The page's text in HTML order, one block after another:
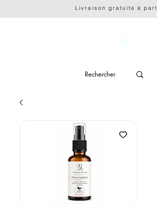
Livraison